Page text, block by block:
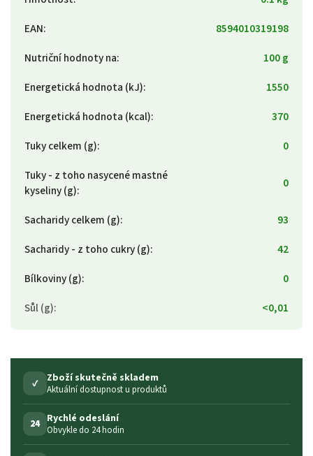
EAN:
8594010319198
Nutriční hodnoty na:
100 g
Energetická hodnota (kJ):
1550
Energetická hodnota (kcal):
370
Tuky celkem (g):
0
Tuky - z toho nasycené mastné
kyseliny (g): 0
Sacharidy celkem (g):
93
Sacharidy - z toho cukry (g):
42
Bílkoviny (g):
0
Sůl (g): <0,01
✓ Zboží skutečně skladem
Aktuální dostupnost u produktů
24 Rychlé odeslání
Obvykle do 24 hodin